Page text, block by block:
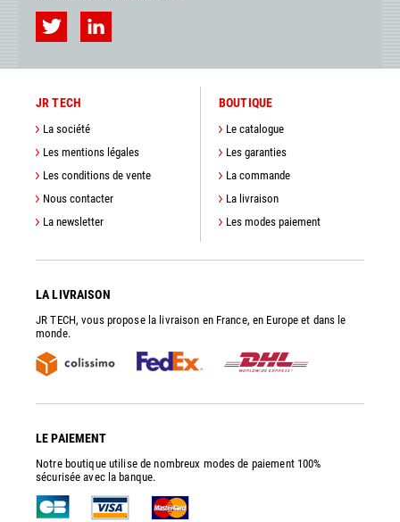
JR TECH
La société
Les mentions légales
Les conditions de vente
Nous contacter
La newsletter
BOUTIQUE
Le catalogue
Les garanties
La commande
La livraison
Les modes paiement
LA LIVRAISON
JR TECH, vous propose la livraison en France, en Europe et dans le
monde.
LE PAIEMENT
Notre boutique utilise de nombreux modes de paiement 100%
sécurisée avec la banque.